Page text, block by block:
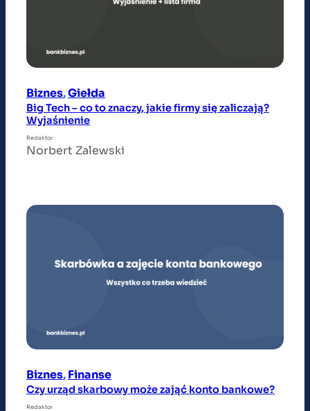
Biznes, Giełda
Big Tech – co to znaczy, jakie firmy się zaliczają?
Wyjaśnienie
Redaktor
Norbert Zalewski
Biznes, Finanse
Czy urząd skarbowy może zająć konto bankowe?
Redaktor